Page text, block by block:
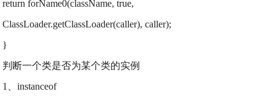
return forName0(className, true,
ClassLoader.getClassLoader(caller), caller);
}
判断一个类是否为某个类的实例
1、instanceof